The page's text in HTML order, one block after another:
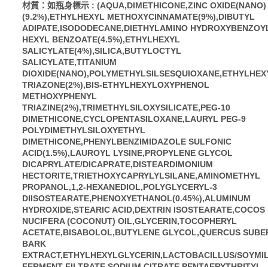
材質：如瓶身標示 : (AQUA,DIMETHICONE,ZINC OXIDE(NANO)
(9.2%),ETHYLHEXYL METHOXYCINNAMATE(9%),DIBUTYL
ADIPATE,ISODODECANE,DIETHYLAMINO
HEXYL BENZOATE(4.5%),ETHYLHEXYL
SALICYLATE(4%),SILICA,BUTYLOCTYL
SALICYLATE,TITANIUM
TRIAZONE(2%),BIS-ETHYLHEXYLOXYPHENOL
METHOXYPHENYL
TRIAZINE(2%),TRIMETHYLSILOXYSILICATE,PEG-10
DIMETHICONE,CYCLOPENTASILOXANE,LAURYL PEG-9
POLYDIMETHYLSILOXYETHYL
DIMETHICONE,PHENYLBENZIMIDAZOLE SULFONIC
ACID(1.5%),LAUROYL LYSINE,PROPYLENE GLYCOL
DICAPRYLATE/DICAPRATE,DISTEARDIMONIUM
HECTORITE,TRIETHOXYCAPRYLYLSILANE,AMINOMETHYL
PROPANOL,1,2-HEXANEDIOL,POLYGLYCERYL-3
DIISOSTEARATE,PHENOXYETHANOL(0.45%),ALUMINUM
HYDROXIDE,STEARIC ACID,DEXTRIN ISOSTEARATE,COCOS
NUCIFERA (COCONUT) OIL,GLYCERIN,TOCOPHERYL
ACETATE,BISABOLOL,BUTYLENE GLYCOL,QUERCUS
BARK
EXTRACT,ETHYLHEXYLGLYCERIN,LACTOBACILLUS/